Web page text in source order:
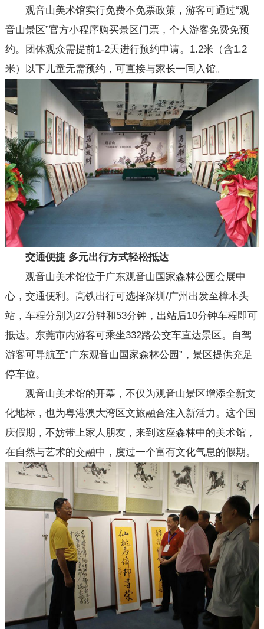
观音山美术馆实行免费不免票政策，游客可通过“观
音山景区”官方小程序购买景区门票，个人游客免费免预
约。团体观众需提前1-2天进行预约申请。1.2米（含1.2
米）以下儿童无需预约，可直接与家长一同入馆。
交通便捷多元出行方式轻松抵达
观音山美术馆位于广东观音山国家森林公园会展中
心，交通便利。高铁出行可选择深圳/广州出发至樟木头
站，车程分别为27分钟和53分钟，出站后10分钟车程即可
抵达。东莞市内游客可乘坐332路公交车直达景区。自驾
游客可导航至“广东观音山国家森林公园”，景区提供充足
停车位。
观音山美术馆的开幕，不仅为观音山景区增添全新文
化地标，也为粤港澳大湾区文旅融合注入新活力。这个国
庆假期，不妨带上家人朋友，来到这座森林中的美术馆，
在自然与艺术的交融中，度过一个富有文化气息的假期。